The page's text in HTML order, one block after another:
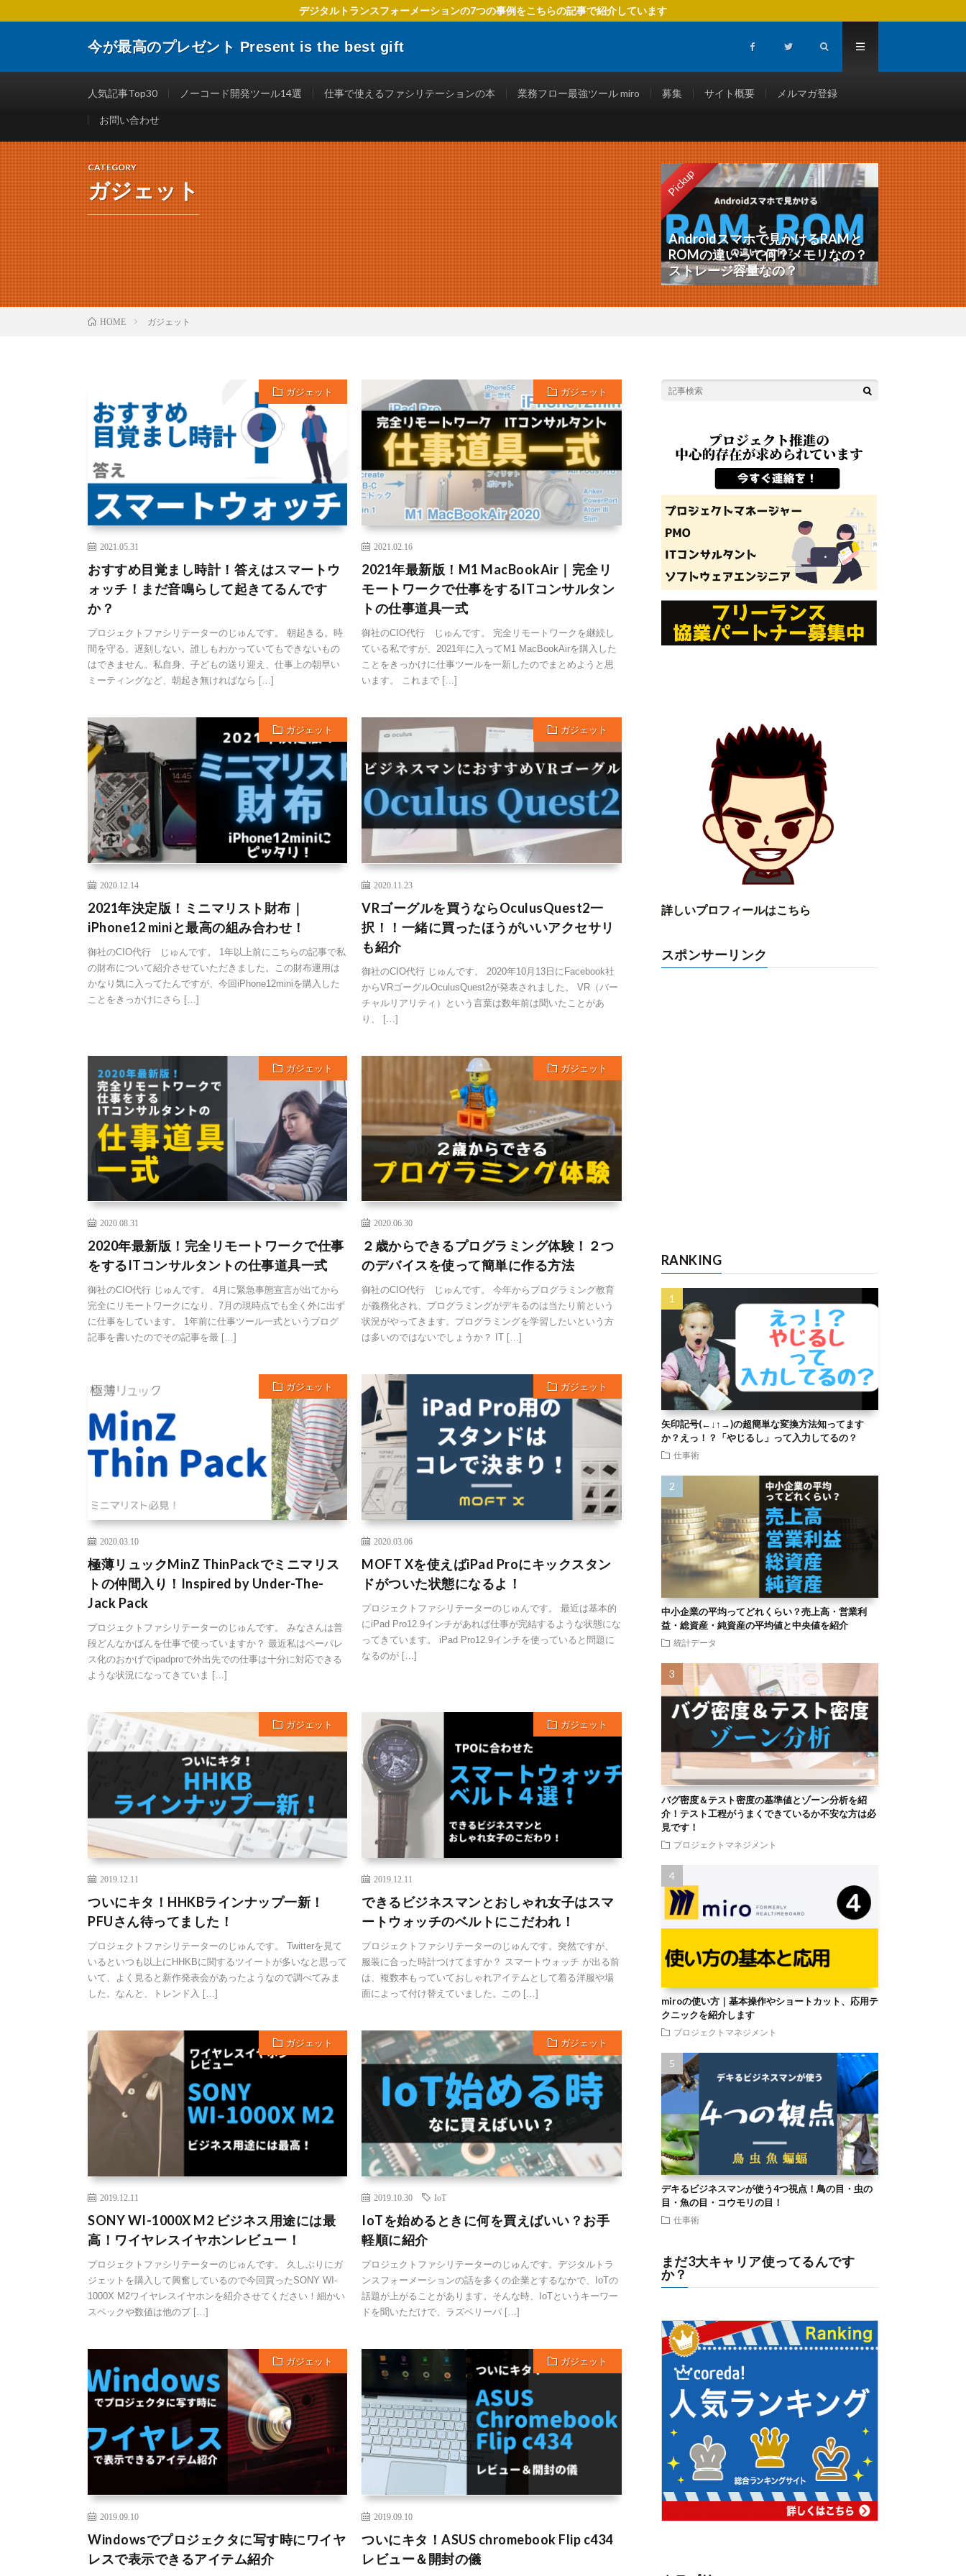
デジタルトランスフォーメーションの7つの事例をこちらの記事で紹介しています
今が最高のプレゼント Present is the best gift
楽しくする仕事術やITリテラシーを向上させるために役立つ情報を発信します。
人気記事Top30 ノーコード開発ツール14選 仕事で使えるファシリテーションの本 業務フロー最強ツール miro 募集 サイト概要 メルマガ登録
お問い合わせ
CATEGORY
ガジェット Pickup
Androidスマホで見かけるRAMと
ROMの違いって何？メモリなの？
ストレージ容量なの？
HOME ガジェット
ガジェット
2021.05.31
おすすめ目覚まし時計！答えはスマートウ
ォッチ！まだ音鳴らして起きてるんです
か？
プロジェクトファシリテーターのじゅんです。 朝起きる。時
間を守る。遅刻しない。誰しもわかっていてもできないもの
はできません。私自身、子どもの送り迎え、仕事上の朝早い
ミーティングなど、朝起き無ければなら […]
ガジェット
2021.02.16
2021年最新版！M1 MacBookAir｜完全リ
モートワークで仕事をするITコンサルタン
トの仕事道具一式
御社のCIO代行 じゅんです。 完全リモートワークを継続し
ている私ですが、2021年に入ってM1 MacBookAirを購入した
ことをきっかけに仕事ツールを一新したのでまとめようと思
います。 これまで […]
ガジェット
2020.12.14
2021年決定版！ミニマリスト財布｜
iPhone12 miniと最高の組み合わせ！
御社のCIO代行 じゅんです。 1年以上前にこちらの記事で私
の財布について紹介させていただきました。この財布運用は
かなり気に入ってたんですが、今回iPhone12miniを購入した
ことをきっかけにさら […]
ガジェット
2020.11.23
VRゴーグルを買うならOculusQuest2一
択！！一緒に買ったほうがいいアクセサリ
も紹介
御社のCIO代行 じゅんです。 2020年10月13日にFacebook社
からVRゴーグルOculusQuest2が発表されました。 VR（バー
チャルリアリティ）という言葉は数年前は聞いたことがあ
り、 […]
ガジェット
2020.08.31
2020年最新版！完全リモートワークで仕事
をするITコンサルタントの仕事道具一式
御社のCIO代行 じゅんです。 4月に緊急事態宣言が出てから
完全にリモートワークになり、7月の現時点でも全く外に出ず
に仕事をしています。 1年前に仕事ツール一式というブログ
記事を書いたのでその記事を最 […]
ガジェット
2020.06.30
２歳からできるプログラミング体験！２つ
のデバイスを使って簡単に作る方法
御社のCIO代行 じゅんです。 今年からプログラミング教育
が義務化され、プログラミングがデキるのは当たり前という
状況がやってきます。プログラミングを学習したいという方
は多いのではないでしょうか？ IT […]
ガジェット
2020.03.10
極薄リュックMinZ ThinPackでミニマリス
トの仲間入り！Inspired by Under-The-
Jack Pack
プロジェクトファシリテーターのじゅんです。 みなさんは普
段どんなかばんを仕事で使っていますか？ 最近私はペーパレ
ス化のおかげでipadproで外出先での仕事は十分に対応できる
ような状況になってきていま […]
ガジェット
2020.03.06
MOFT Xを使えばiPad Proにキックスタン
ドがついた状態になるよ！
プロジェクトファシリテーターのじゅんです。 最近は基本的
にiPad Pro12.9インチがあれば仕事が完結するような状態にな
ってきています。 iPad Pro12.9インチを使っていると問題に
なるのが […]
ガジェット
2019.12.11
ついにキタ！HHKBラインナップ一新！
PFUさん待ってました！
プロジェクトファシリテーターのじゅんです。 Twitterを見て
いるといつも以上にHHKBに関するツイートが多いなと思って
いて、よく見ると新作発表会があったようなので調べてみま
した。なんと、トレンド入 […]
ガジェット
2019.12.11
できるビジネスマンとおしゃれ女子はスマ
ートウォッチのベルトにこだわれ！
プロジェクトファシリテーターのじゅんです。突然ですが、
服装に合った時計つけてますか？ スマートウォッチ が出る前
は、複数本もっていておしゃれアイテムとして着る洋服や場
面によって付け替えていました。この […]
ガジェット
2019.12.11
SONY WI-1000X M2 ビジネス用途には最
高！ワイヤレスイヤホンレビュー！
プロジェクトファシリテーターのじゅんです。 久しぶりにガ
ジェットを購入して興奮しているので今回買ったSONY WI-
1000X M2ワイヤレスイヤホンを紹介させてください！細かい
スペックや数値は他のブ […]
ガジェット
2019.10.30 IoT
IoTを始めるときに何を買えばいい？お手
軽順に紹介
プロジェクトファシリテーターのじゅんです。デジタルトラ
ンスフォーメーションの話を多くの企業とするなかで、IoTの
話題が上がることがあります。そんな時、IoTというキーワー
ドを聞いただけで、ラズベリーパ […]
ガジェット
2019.09.10
Windowsでプロジェクタに写す時にワイヤ
レスで表示できるアイテム紹介
ガジェット
2019.09.10
ついにキタ！ASUS chromebook Flip c434
レビュー＆開封の儀
詳しいプロフィールはこちら
スポンサーリンク
RANKING
矢印記号(←↓↑→)の超簡単な変換方法知ってます
か？えっ！？「やじるし」って入力してるの？
仕事術
中小企業の平均ってどれくらい？売上高・営業利
益・総資産・純資産の平均値と中央値を紹介
統計データ
バグ密度＆テスト密度の基準値とゾーン分析を紹
介！テスト工程がうまくできているか不安な方は必
見です！
プロジェクトマネジメント
miroの使い方｜基本操作やショートカット、応用テ
クニックを紹介します
プロジェクトマネジメント
デキるビジネスマンが使う4つ視点！鳥の目・虫の
目・魚の目・コウモリの目！
仕事術
まだ3大キャリア使ってるんです
か？